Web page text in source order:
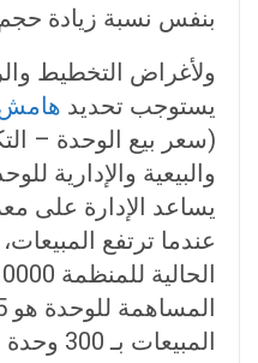
بنفس نسبة زيادة حجم
ولأغراض التخطيط
يستوجب تحديد هامش
(سعر بيع الوحدة –
والبيعية والإدارية
يساعد الإدارة على
عندما ترتفع